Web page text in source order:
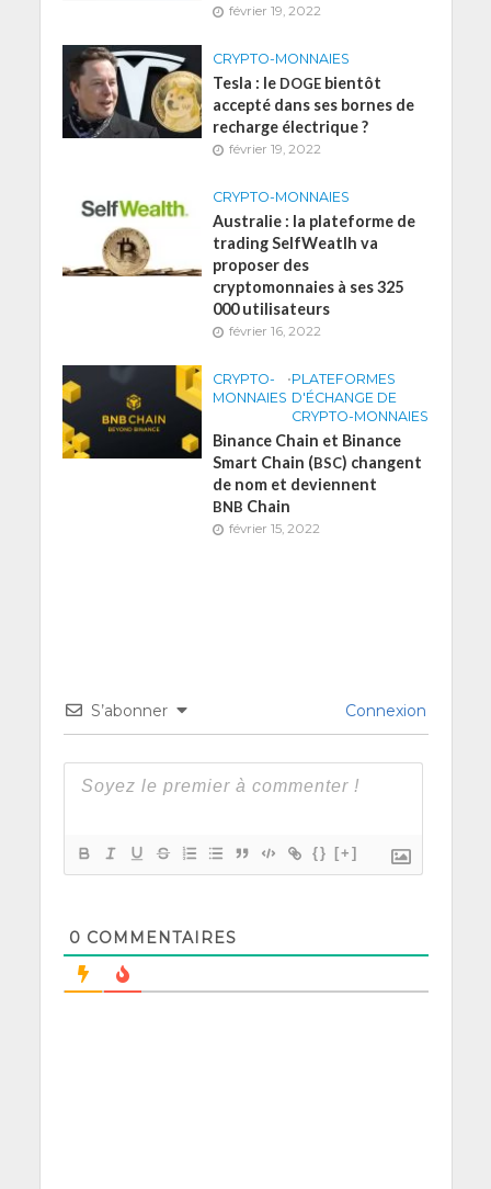
février 19, 2022
CRYPTO-MONNAIES
Tesla : le DOGE bientôt
accepté dans ses bornes de
recharge électrique ?
février 19, 2022
CRYPTO-MONNAIES
Australie : la plateforme de
trading SelfWeatlh va
proposer des
cryptomonnaies à ses 325
000 utilisateurs
février 16, 2022
CRYPTO-
MONNAIES
•PLATEFORMES
D'ÉCHANGE DE
CRYPTO-MONNAIES
Binance Chain et Binance
Smart Chain (BSC) changent
de nom et deviennent
BNB Chain
février 15, 2022
S’abonner Connexion
{} [+]
0 COMMENTAIRES